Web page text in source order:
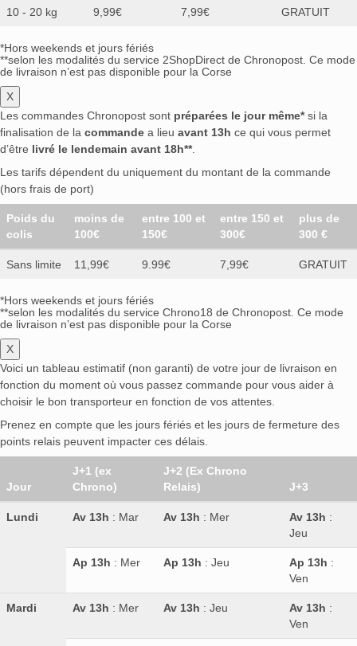
10 - 20 kg 9,99€ 7,99€ GRATUIT
*Hors weekends et jours fériés
**selon les modalités du service 2ShopDirect de Chronopost. Ce mode
de livraison n’est pas disponible pour la Corse
X
Les commandes Chronopost sont préparées le jour même*si la
finalisation de la commande a lieu avant 13h ce qui vous permet
d’être livré le lendemain avant 18h**.
Les tarifs dépendent du uniquement du montant de la commande
(hors frais de port)
Poids du
colis
moins de
100€
entre 100 et
150€
entre 150 et
300€
plus de
300 €
Sans limite 11,99€ 9.99€ 7,99€ GRATUIT
*Hors weekends et jours fériés
**selon les modalités du service Chrono18 de Chronopost. Ce mode
de livraison n’est pas disponible pour la Corse
X
Voici un tableau estimatif (non garanti) de votre jour de livraison en
fonction du moment où vous passez commande pour vous aider à
choisir le bon transporteur en fonction de vos attentes.
Prenez en compte que les jours fériés et les jours de fermeture des
points relais peuvent impacter ces délais.
Jour
J+1 (ex
Chrono)
J+2 (Ex Chrono
Relais)
J+3
Lundi Av 13h : Mar Av 13h : Mer Av 13h :
Jeu
Ap 13h : Mer Ap 13h : Jeu Ap 13h :
Ven
Mardi Av 13h : Mer Av 13h : Jeu Av 13h :
Ven